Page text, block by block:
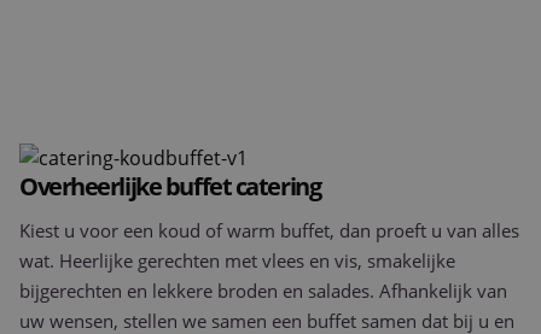
Overheerlijke buffet catering
Kiest u voor een koud of warm buffet, dan proeft u van alles
wat. Heerlijke gerechten met vlees en vis, smakelijke
bijgerechten en lekkere broden en salades. Afhankelijk van
uw wensen, stellen we samen een buffet samen dat bij u en